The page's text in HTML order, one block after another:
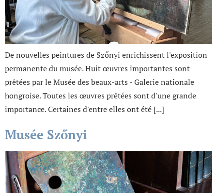
De nouvelles peintures de Szőnyi enrichissent l'exposition
permanente du musée. Huit œuvres importantes sont
prêtées par le Musée des beaux-arts - Galerie nationale
hongroise. Toutes les œuvres prêtées sont d'une grande
importance. Certaines d'entre elles ont été [...]
Musée Szőnyi